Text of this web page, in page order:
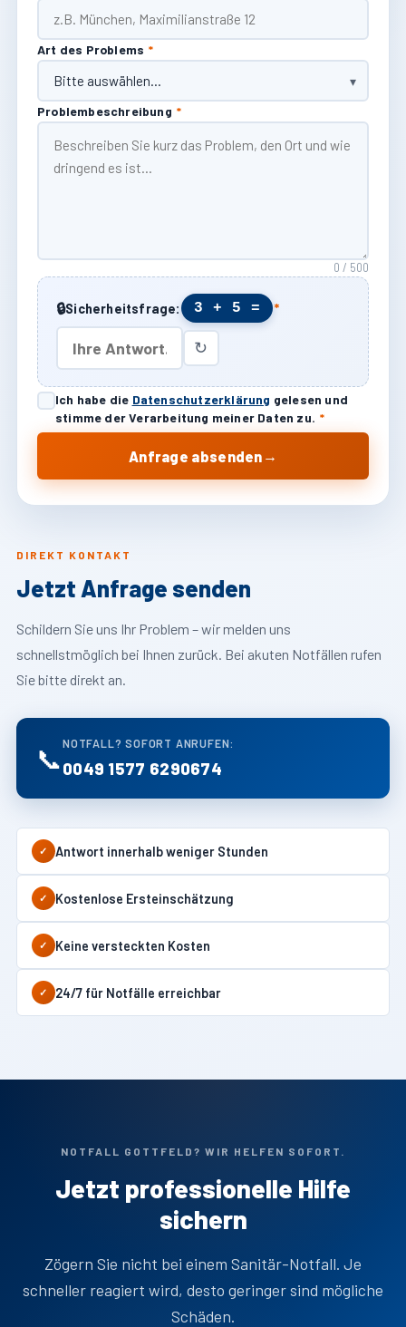
DIREKT KONTAKT
Jetzt Anfrage senden
Schildern Sie uns Ihr Problem – wir melden uns
schnellstmöglich bei Ihnen zurück. Bei akuten Notfällen rufen
Sie bitte direkt an.
📞 NOTFALL? SOFORT ANRUFEN:
0049 1577 6290674
✓ Antwort innerhalb weniger Stunden
✓ Kostenlose Ersteinschätzung
✓ Keine versteckten Kosten
✓ 24/7 für Notfälle erreichbar
Art des Problems *
Problembeschreibung *
0 / 500
🔒Sicherheitsfrage: 3 + 5 = *
↻
Ich habe die Datenschutzerklärung gelesen und
stimme der Verarbeitung meiner Daten zu. *
Anfrage absenden →
NOTFALL GOTTFELD? WIR HELFEN SOFORT.
Jetzt professionelle Hilfe
sichern
Zögern Sie nicht bei einem Sanitär-Notfall. Je
schneller reagiert wird, desto geringer sind mögliche
Schäden.